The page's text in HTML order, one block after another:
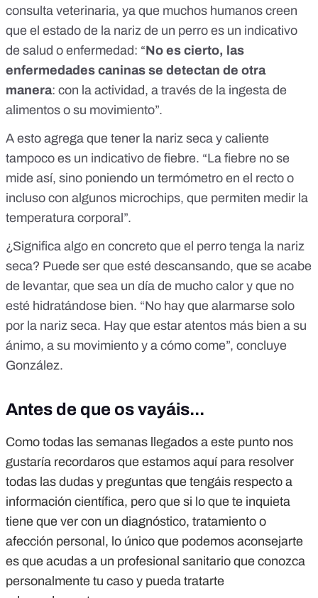
consulta veterinaria, ya que muchos humanos creen
que el estado de la nariz de un perro es un indicativo
de salud o enfermedad: “No es cierto, las
enfermedades caninas se detectan de otra
manera: con la actividad, a través de la ingesta de
alimentos o su movimiento”.
A esto agrega que tener la nariz seca y caliente
tampoco es un indicativo de fiebre. “La fiebre no se
mide así, sino poniendo un termómetro en el recto o
incluso con algunos microchips, que permiten medir la
temperatura corporal”.
¿Significa algo en concreto que el perro tenga la nariz
seca? Puede ser que esté descansando, que se acabe
de levantar, que sea un día de mucho calor y que no
esté hidratándose bien. “No hay que alarmarse solo
por la nariz seca. Hay que estar atentos más bien a su
ánimo, a su movimiento y a cómo come”, concluye
González.
Antes de que os vayáis...
Como todas las semanas llegados a este punto nos
gustaría recordaros que estamos aquí para resolver
todas las dudas y preguntas que tengáis respecto a
información científica, pero que si lo que te inquieta
tiene que ver con un diagnóstico, tratamiento o
afección personal, lo único que podemos aconsejarte
es que acudas a un profesional sanitario que conozca
personalmente tu caso y pueda tratarte